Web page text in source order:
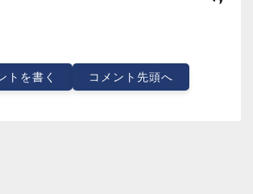
トを書く コメント先頭へ